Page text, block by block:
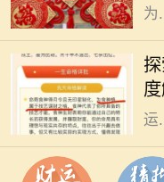
为
在
大
系
特
运